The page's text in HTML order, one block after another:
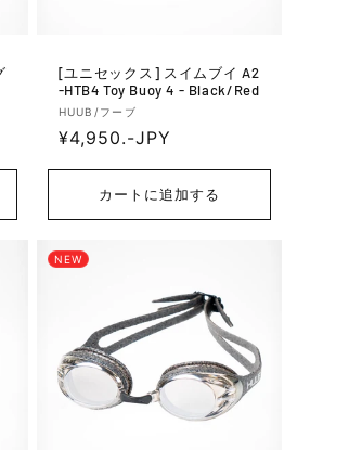
[ユニセックス] スイムブイ A2
-HTB4 Toy Buoy 4 - Black/Red
販
売
HUUB/フーブ
通
格
¥4,950.-JPY
カートに追加する
NEW